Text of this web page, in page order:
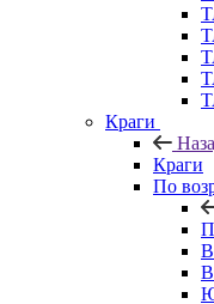
Краги
Краги
По